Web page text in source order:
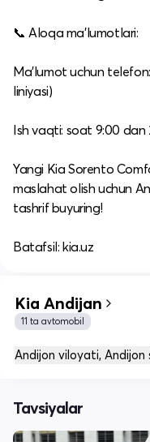
📞 Aloqa ma’lumotlari:
Ma’lumot uchun
liniyasi)
Ish vaqti: soat 9:00
Yangi Kia Sorento
maslahat olish uchun
tashrif buyuring!
Batafsil: kia.uz
Kia Andijan
11 ta avtomobil
Andijon viloyati, Andijon
Tavsiyalar